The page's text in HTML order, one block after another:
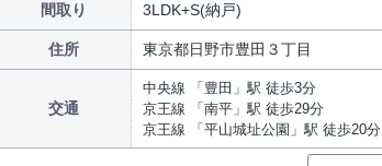
間取り 3LDK+S(納戸)
住所 東京都日野市豊田３丁目
交通
中央線 「豊田」駅 徒歩3分
京王線 「南平」駅 徒歩29分
京王線 「平山城址公園」駅 徒歩20分